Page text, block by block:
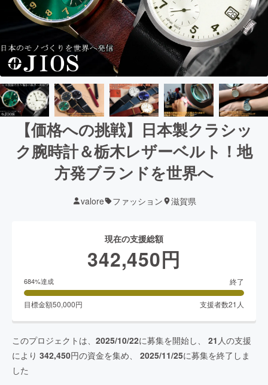
【価格への挑戦】日本製クラシッ
ク腕時計＆栃木レザーベルト！地
方発ブランドを世界へ
valore ファッション 滋賀県
現在の支援総額
342,450円
684%達成 終了
目標金額50,000円 支援者数21 人
このプロジェクトは、 2025/10/22に募集を開始し、 21 人の支援
により 342,450円の資金を集め、 2025/11/25に募集を終了しま
した